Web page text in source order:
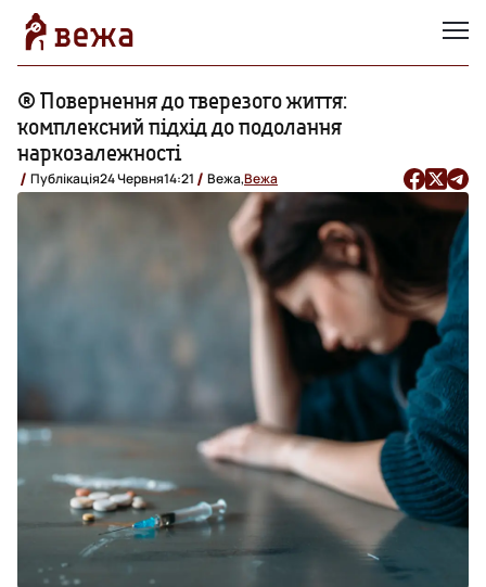
® Повернення до тверезого життя:
комплексний підхід до подолання
наркозалежності
Публікація24 Червня14:21 Вежа,Вежа